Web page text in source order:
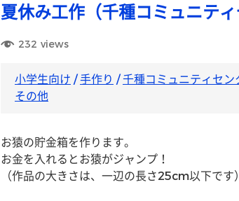
夏休み工作（千種コミュニティ
232 views
小学生向け /手作り /千種コミュニティセン
その他
お猿の貯金箱を作ります。
お金を入れるとお猿がジャンプ！
（作品の大きさは、一辺の長さ25cm以下です）